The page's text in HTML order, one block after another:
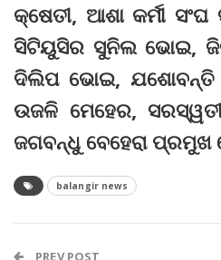
କ୍ଷେତୀ, ଆଶା କର୍ମୀ
ସିଟିୟୁସିର ସୁନିଲ ଭୋଇ,
ଦିଲିପ ଭୋଇ, ଯଶୋବନ୍ତି
ଉଜଳି ମେହେର, ସରସ୍ୱତୀ
ଜଗବନ୍ଧୁ ବେହେରା
balangir news